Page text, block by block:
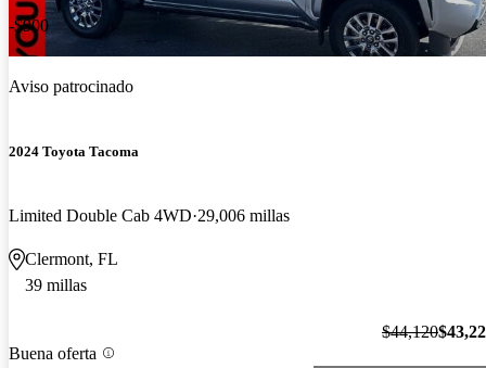
-$900
Aviso patrocinado
2024 Toyota Tacoma
Limited Double Cab 4WD 29,006 millas
Clermont, FL
39 millas
Buena oferta
$44,120